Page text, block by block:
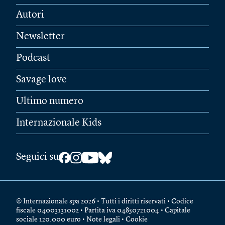
Autori
Newsletter
Podcast
Savage love
Ultimo numero
Internazionale Kids
Seguici su
© Internazionale spa 2026 • Tutti i diritti riservati • Codice
fiscale 04003131002 • Partita iva 04850721004 • Capitale
sociale 120.000 euro • Note legali • Cookie